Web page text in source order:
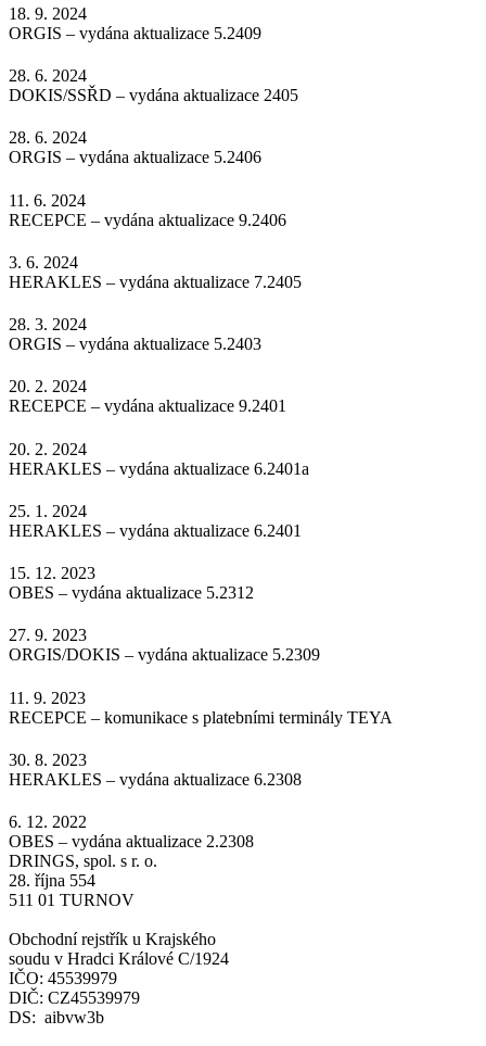
18. 9. 2024
ORGIS – vydána aktualizace 5.2409
28. 6. 2024
DOKIS/SSŘD – vydána aktualizace 2405
28. 6. 2024
ORGIS – vydána aktualizace 5.2406
11. 6. 2024
RECEPCE – vydána aktualizace 9.2406
3. 6. 2024
HERAKLES – vydána aktualizace 7.2405
28. 3. 2024
ORGIS – vydána aktualizace 5.2403
20. 2. 2024
RECEPCE – vydána aktualizace 9.2401
20. 2. 2024
HERAKLES – vydána aktualizace 6.2401a
25. 1. 2024
HERAKLES – vydána aktualizace 6.2401
15. 12. 2023
OBES – vydána aktualizace 5.2312
27. 9. 2023
ORGIS/DOKIS – vydána aktualizace 5.2309
11. 9. 2023
RECEPCE – komunikace s platebními terminály TEYA
30. 8. 2023
HERAKLES – vydána aktualizace 6.2308
6. 12. 2022
OBES – vydána aktualizace 2.2308
DRINGS, spol. s r. o.
28. října 554
511 01 TURNOV
Obchodní rejstřík u Krajského
soudu v Hradci Králové C/1924
IČO: 45539979
DIČ: CZ45539979
DS: aibvw3b